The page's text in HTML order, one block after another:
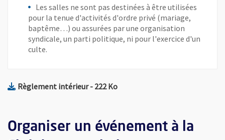
Capacité : 28 personnes
Vue agrandie de l'image
Vue agrandie de l'image
Les salles ne sont pas destinées à être utilisées
pour la tenue d'activités d'ordre privé (mariage,
baptême…) ou assurées par une organisation
syndicale, un parti politique, ni pour l'exercice d'un
culte.
Règlement intérieur, Fichier au format Pdf
- 222 Ko, Ouvre une nouvelle fenêtre
Organiser un événement à la